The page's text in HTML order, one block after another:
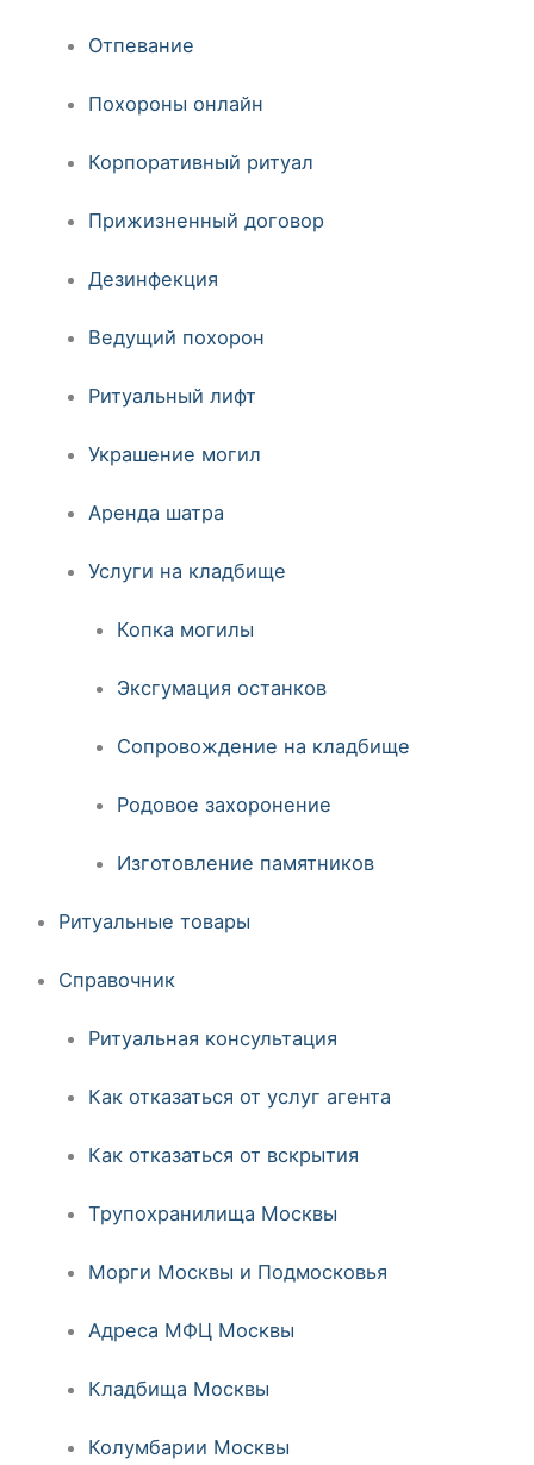
Отпевание
Похороны онлайн
Корпоративный ритуал
Прижизненный договор
Дезинфекция
Ведущий похорон
Ритуальный лифт
Украшение могил
Аренда шатра
Услуги на кладбище
Копка могилы
Эксгумация останков
Сопровождение на кладбище
Родовое захоронение
Изготовление памятников
Ритуальные товары
Справочник
Ритуальная консультация
Как отказаться от услуг агента
Как отказаться от вскрытия
Трупохранилища Москвы
Морги Москвы и Подмосковья
Адреса МФЦ Москвы
Кладбища Москвы
Колумбарии Москвы